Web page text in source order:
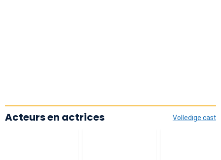
Volledige cast
Acteurs en actrices